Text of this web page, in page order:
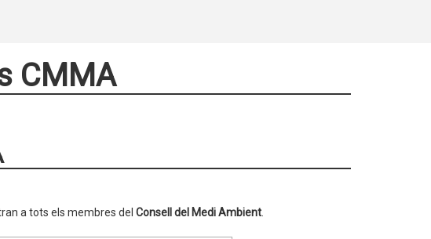
CMMA
a tots els membres del Consell del Medi Ambient